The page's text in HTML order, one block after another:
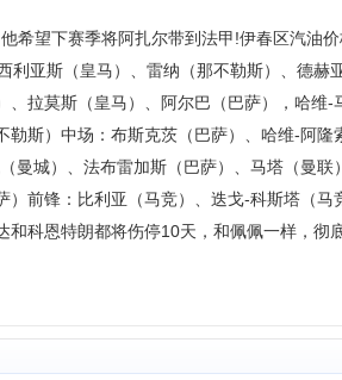
希望下赛季将阿扎尔带到法甲!伊春区汽油
利亚斯（皇马）、雷纳（那不勒斯）、德赫
、拉莫斯（皇马）、阿尔巴（巴萨），哈维-
斯）中场：布斯克茨（巴萨）、哈维-阿隆
曼城）、法布雷加斯（巴萨）、马塔（曼联
）前锋：比利亚（马竞）、迭戈-科斯塔（马
和科恩特朗都将伤停10天，和佩佩一样，彻